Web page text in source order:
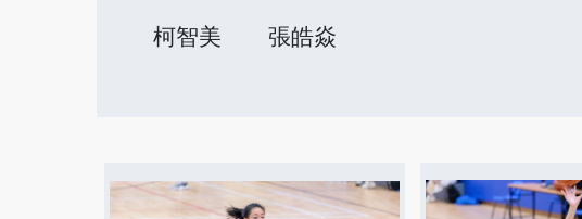
柯智美 張皓焱